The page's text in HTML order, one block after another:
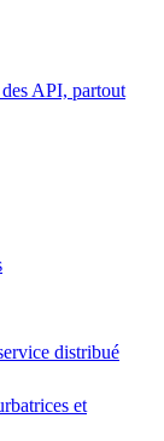
API, partout
distribué
et